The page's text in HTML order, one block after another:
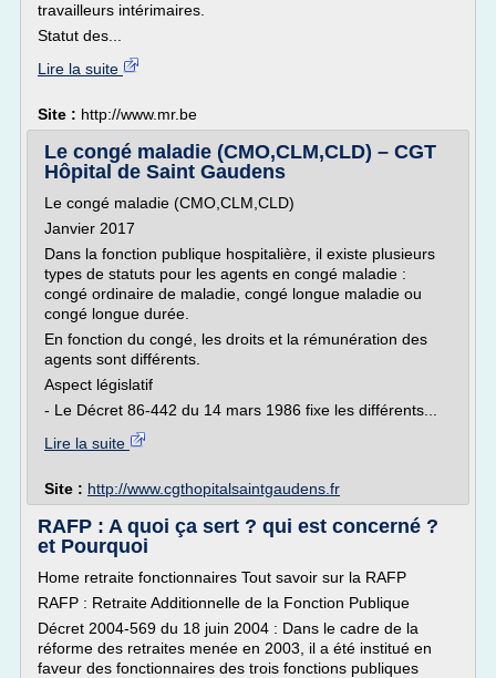
travailleurs intérimaires.
Statut des...
Lire la suite
Site : http://www.mr.be
Le congé maladie (CMO,CLM,CLD) – CGT
Hôpital de Saint Gaudens
Le congé maladie (CMO,CLM,CLD)
Janvier 2017
Dans la fonction publique hospitalière, il existe plusieurs
types de statuts pour les agents en congé maladie :
congé ordinaire de maladie, congé longue maladie ou
congé longue durée.
En fonction du congé, les droits et la rémunération des
agents sont différents.
Aspect législatif
- Le Décret 86-442 du 14 mars 1986 fixe les différents...
Lire la suite
Site : http://www.cgthopitalsaintgaudens.fr
RAFP : A quoi ça sert ? qui est concerné ?
et Pourquoi
Home retraite fonctionnaires Tout savoir sur la RAFP
RAFP : Retraite Additionnelle de la Fonction Publique
Décret 2004-569 du 18 juin 2004 : Dans le cadre de la
réforme des retraites menée en 2003, il a été institué en
faveur des fonctionnaires des trois fonctions publiques